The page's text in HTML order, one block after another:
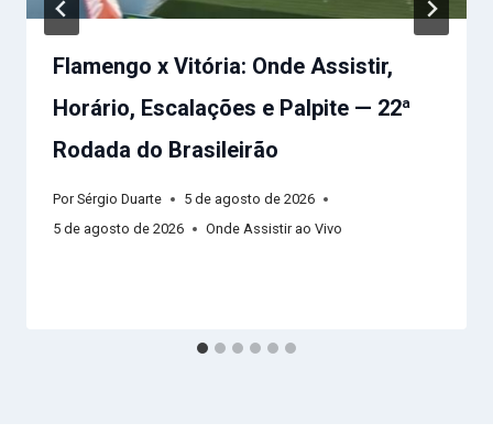
Flamengo x Vitória: Onde Assistir,
Horário, Escalações e Palpite — 22ª
Rodada do Brasileirão
Por Sérgio Duarte
5 de agosto de 2026
5 de agosto de 2026
Onde Assistir ao Vivo